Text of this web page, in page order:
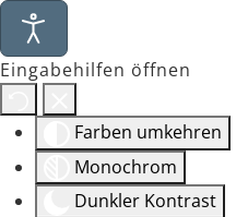
Eingabehilfen öffnen
Farben umkehren
Monochrom
Dunkler Kontrast